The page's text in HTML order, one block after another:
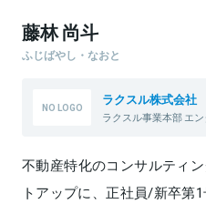
藤林 尚斗
ふじばやし・なおと
ラクスル株式会社
ラクスル事業本部 エ
不動産特化のコンサルティ
トアップに、正社員/新卒第